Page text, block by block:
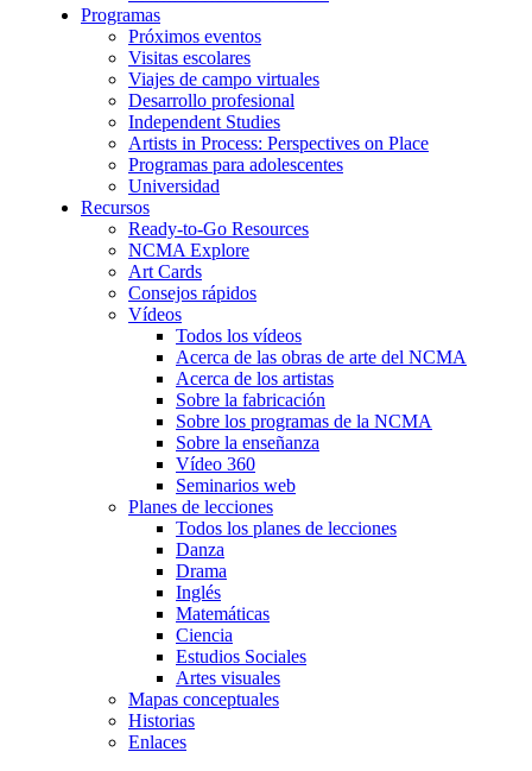
Programas
Próximos eventos
Visitas escolares
Viajes de campo virtuales
Desarrollo profesional
Independent Studies
Artists in Process: Perspectives on Place
Programas para adolescentes
Universidad
Recursos
Ready-to-Go Resources
NCMA Explore
Art Cards
Consejos rápidos
Vídeos
Todos los vídeos
Acerca de las obras de arte del NCMA
Acerca de los artistas
Sobre la fabricación
Sobre los programas de la NCMA
Sobre la enseñanza
Vídeo 360
Seminarios web
Planes de lecciones
Todos los planes de lecciones
Danza
Drama
Inglés
Matemáticas
Ciencia
Estudios Sociales
Artes visuales
Mapas conceptuales
Historias
Enlaces